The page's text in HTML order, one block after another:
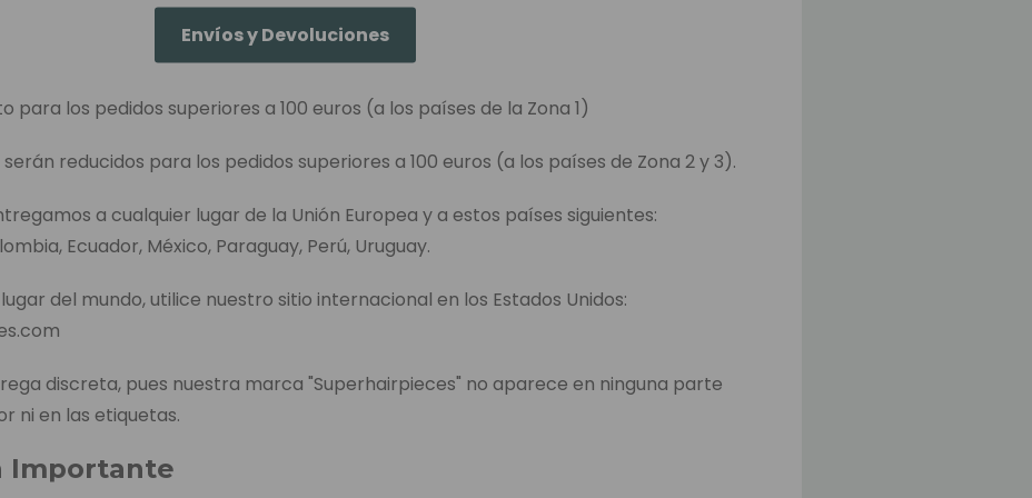
Envíos y Devoluciones
para los pedidos superiores a 100 euros (a los países de la Zona 1)
reducidos para los pedidos superiores a 100 euros (a los países de Zona 2 y 3).
a cualquier lugar de la Unión Europea y a estos países siguientes:
Ecuador, México, Paraguay, Perú, Uruguay.
del mundo, utilice nuestro sitio internacional en los Estados Unidos:
discreta, pues nuestra marca "Superhairpieces" no aparece en ninguna parte
ni en las etiquetas.
Importante